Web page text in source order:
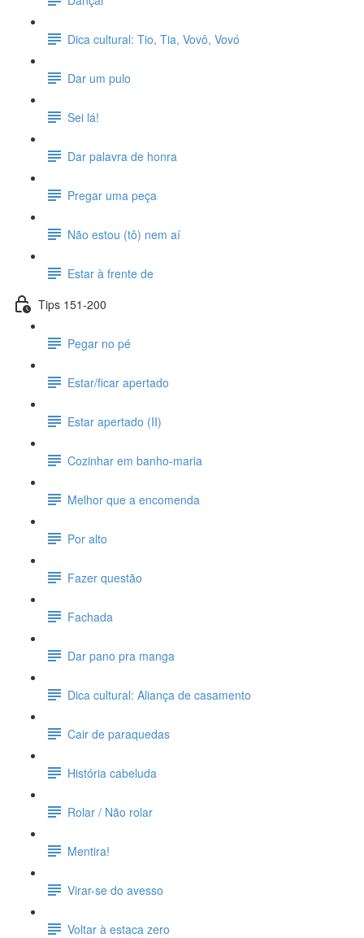
Dica cultural: Tio, Tia, Vovô, Vovó
Dar um pulo
Sei lá!
Dar palavra de honra
Pregar uma peça
Não estou (tô) nem aí
Estar à frente de
Tips 151-200
Pegar no pé
Estar/ficar apertado
Estar apertado (II)
Cozinhar em banho-maria
Melhor que a encomenda
Por alto
Fazer questão
Fachada
Dar pano pra manga
Dica cultural: Aliança de casamento
Cair de paraquedas
História cabeluda
Rolar / Não rolar
Mentira!
Virar-se do avesso
Voltar à estaca zero